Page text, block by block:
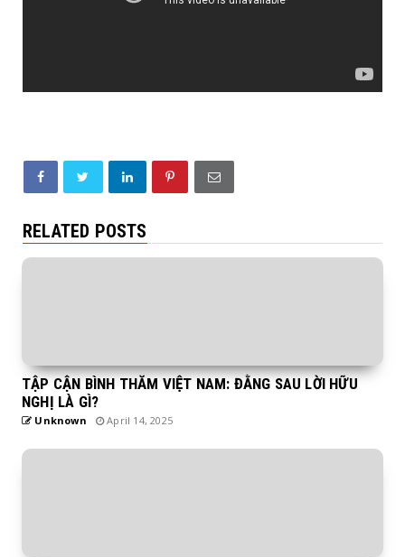
RELATED POSTS
TẬP CẬN BÌNH THĂM VIỆT NAM: ĐẰNG SAU LỜI HỮU
NGHỊ LÀ GÌ?
Unknown April 14, 2025